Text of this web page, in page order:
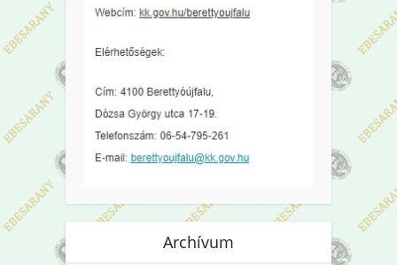
Archívum